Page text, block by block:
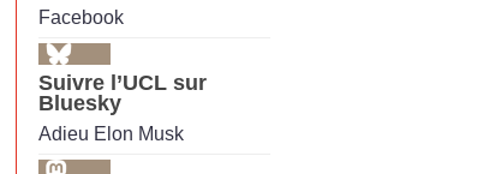
Facebook
Suivre l’UCL sur
Bluesky
Adieu Elon Musk